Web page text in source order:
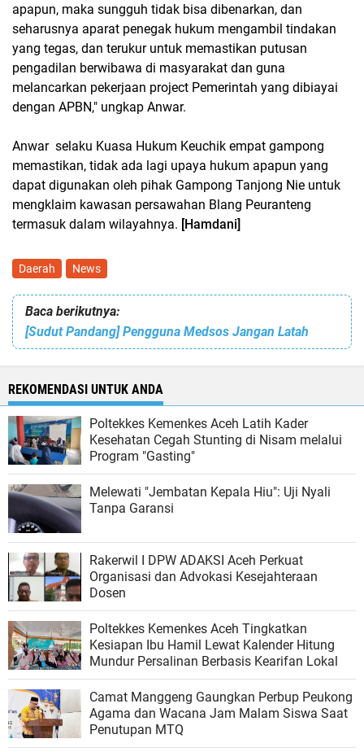
apapun, maka sungguh tidak bisa dibenarkan, dan
seharusnya aparat penegak hukum mengambil tindakan
yang tegas, dan terukur untuk memastikan putusan
pengadilan berwibawa di masyarakat dan guna
melancarkan pekerjaan project Pemerintah yang dibiayai
dengan APBN," ungkap Anwar.
Anwar selaku Kuasa Hukum Keuchik empat gampong
memastikan, tidak ada lagi upaya hukum apapun yang
dapat digunakan oleh pihak Gampong Tanjong Nie untuk
mengklaim kawasan persawahan Blang Peuranteng
termasuk dalam wilayahnya. [Hamdani]
Daerah News
Baca berikutnya:
[Sudut Pandang] Pengguna Medsos Jangan Latah
REKOMENDASI UNTUK ANDA
Poltekkes Kemenkes Aceh Latih Kader
Kesehatan Cegah Stunting di Nisam melalui
Program "Gasting"
Melewati "Jembatan Kepala Hiu": Uji Nyali
Tanpa Garansi
Rakerwil I DPW ADAKSI Aceh Perkuat
Organisasi dan Advokasi Kesejahteraan
Dosen
Poltekkes Kemenkes Aceh Tingkatkan
Kesiapan Ibu Hamil Lewat Kalender Hitung
Mundur Persalinan Berbasis Kearifan Lokal
Camat Manggeng Gaungkan Perbup Peukong
Agama dan Wacana Jam Malam Siswa Saat
Penutupan MTQ